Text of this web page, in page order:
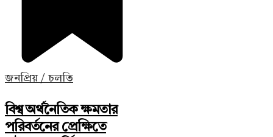
জনপ্রিয় / চলতি
বিশ্ব অর্থনৈতিক ক্ষমতার
পরিবর্তনের প্রেক্ষিতে